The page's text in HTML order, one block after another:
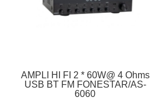
AMPLI HI FI 2 * 60W@ 4 Ohms
USB BT FM FONESTAR/AS-
6060